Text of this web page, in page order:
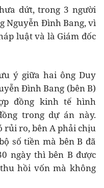
dứt, trong 3 người
Nguyễn Đình Bang, vì
luật và là Giám đốc
ý giữa hai ông Duy
Đình Bang (bên B)
đồng kinh tế hình
trong dự án này.
rủi ro, bên A phải chịu
số tiền mà bên B đã
ngày thì bên B được
hồi vốn mà không